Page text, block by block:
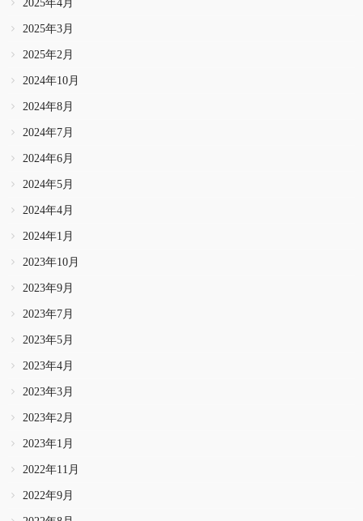
2025年4月
2025年3月
2025年2月
2024年10月
2024年8月
2024年7月
2024年6月
2024年5月
2024年4月
2024年1月
2023年10月
2023年9月
2023年7月
2023年5月
2023年4月
2023年3月
2023年2月
2023年1月
2022年11月
2022年9月